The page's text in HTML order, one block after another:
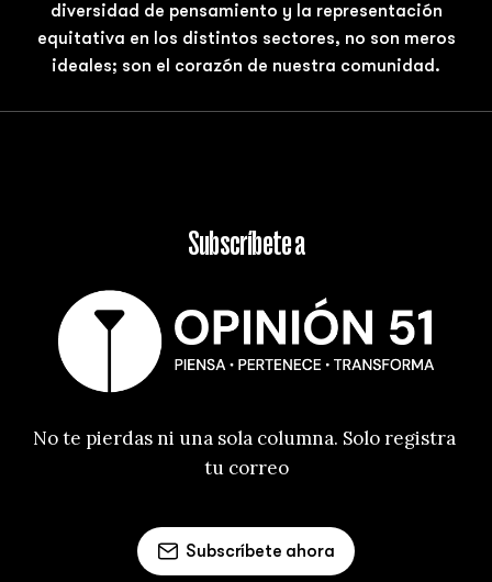
diversidad de pensamiento y la representación
equitativa en los distintos sectores, no son meros
ideales; son el corazón de nuestra comunidad.
Subscríbete a
No te pierdas ni una sola columna. Solo registra
tu correo
Subscríbete ahora